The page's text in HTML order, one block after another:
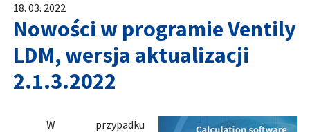
18. 03. 2022
Nowości w programie Ventily
LDM, wersja aktualizacji
2.1.3.2022
W przypadku